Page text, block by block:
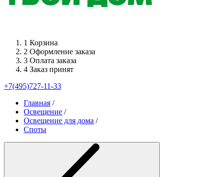
1 Корзина
2 Оформление заказа
3 Оплата заказа
4 Заказ принят
+7(495)727-11-33
Главная /
Освещение /
Освещение для дома /
Споты